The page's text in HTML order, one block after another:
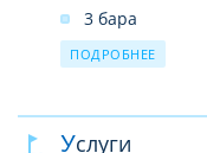
3 бара
конференц-зал
прачечная
SPA-центр
ПОДРОБНЕЕ
Услуги